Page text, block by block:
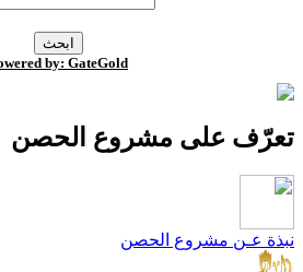
Powered by: GateGold
على مشروع الحصن
عـن مشروع الحصن